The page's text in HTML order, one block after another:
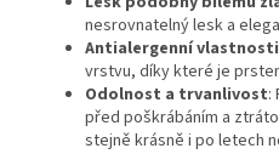
nesrovnatelný lesk a
Antialergenní vlastnosti
vrstvu, díky které je
Odolnost a trvanlivost:
před poškrábáním a
stejně krásně i po letech